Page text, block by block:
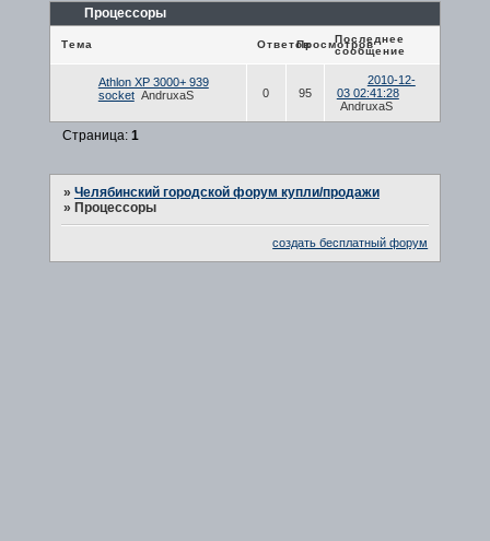
Процессоры
Тема ОтветовПросмотров
Последнее
сообщение
Athlon XP 3000+ 939
socket AndruxaS 0 95
2010-12-
03 02:41:28
AndruxaS
Страница: 1
» Челябинский городской форум купли/продажи
» Процессоры
создать бесплатный форум